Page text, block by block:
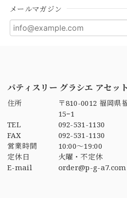
メールマガジン
パティスリー グラシエ アセット
住所
〒810-0012 福岡県
15−1
TEL
092-531-1130
FAX
092-531-1130
営業時間
10:00〜19:00
定休日
火曜・不定休
E-mail
order@p-g-a7.com